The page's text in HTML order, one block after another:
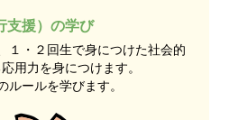
支援）の学び
１・２回生で身につけた社会的
用力を身につけます。
ールを学びます。